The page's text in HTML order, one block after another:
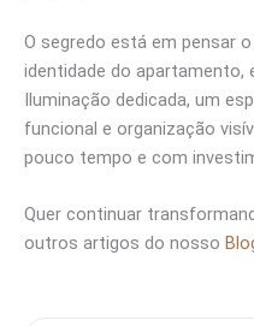
O segredo está em pensar
identidade do apartamento,
Iluminação dedicada, um
funcional e organização
pouco tempo e com
Quer continuar
outros artigos do nosso